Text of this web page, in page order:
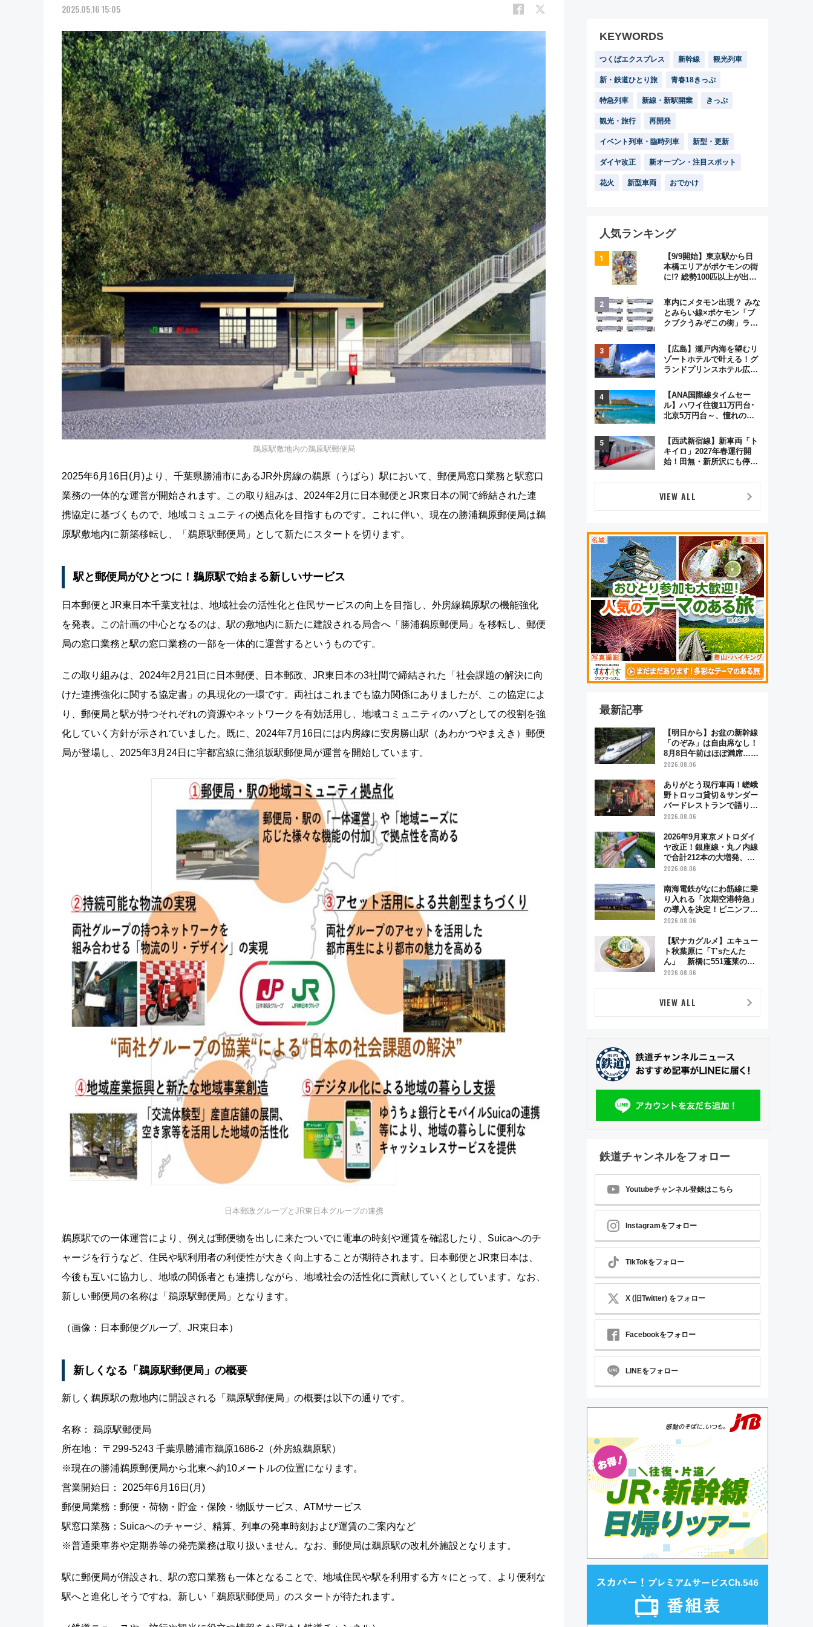
2025.05.16 15:05
鵜原駅敷地内の鵜原駅郵便局
2025年6月16日(月)より、千葉県勝浦市にあるJR外房線の鵜原（うばら）駅において、郵便局窓口業務と駅窓口
業務の一体的な運営が開始されます。この取り組みは、2024年2月に日本郵便とJR東日本の間で締結された連
携協定に基づくもので、地域コミュニティの拠点化を目指すものです。これに伴い、現在の勝浦鵜原郵便局は鵜
原駅敷地内に新築移転し、「鵜原駅郵便局」として新たにスタートを切ります。
駅と郵便局がひとつに！鵜原駅で始まる新しいサービス
日本郵便とJR東日本千葉支社は、地域社会の活性化と住民サービスの向上を目指し、外房線鵜原駅の機能強化
を発表。この計画の中心となるのは、駅の敷地内に新たに建設される局舎へ「勝浦鵜原郵便局」を移転し、郵便
局の窓口業務と駅の窓口業務の一部を一体的に運営するというものです。
この取り組みは、2024年2月21日に日本郵便、日本郵政、JR東日本の3社間で締結された「社会課題の解決に向
けた連携強化に関する協定書」の具現化の一環です。両社はこれまでも協力関係にありましたが、この協定によ
り、郵便局と駅が持つそれぞれの資源やネットワークを有効活用し、地域コミュニティのハブとしての役割を強
化していく方針が示されていました。既に、2024年7月16日には内房線に安房勝山駅（あわかつやまえき）郵便
局が登場し、2025年3月24日に宇都宮線に蒲須坂駅郵便局が運営を開始しています。
日本郵政グループとJR東日本グループの連携
鵜原駅での一体運営により、例えば郵便物を出しに来たついでに電車の時刻や運賃を確認したり、Suicaへのチ
ャージを行うなど、住民や駅利用者の利便性が大きく向上することが期待されます。日本郵便とJR東日本は、
今後も互いに協力し、地域の関係者とも連携しながら、地域社会の活性化に貢献していくとしています。なお、
新しい郵便局の名称は「鵜原駅郵便局」となります。
（画像：日本郵便グループ、JR東日本）
新しくなる「鵜原駅郵便局」の概要
新しく鵜原駅の敷地内に開設される「鵜原駅郵便局」の概要は以下の通りです。
名称： 鵜原駅郵便局
所在地： 〒299-5243 千葉県勝浦市鵜原1686-2（外房線鵜原駅）
※現在の勝浦鵜原郵便局から北東へ約10メートルの位置になります。
営業開始日： 2025年6月16日(月)
郵便局業務：郵便・荷物・貯金・保険・物販サービス、ATMサービス
駅窓口業務：Suicaへのチャージ、精算、列車の発車時刻および運賃のご案内など
※普通乗車券や定期券等の発売業務は取り扱いません。なお、郵便局は鵜原駅の改札外施設となります。
駅に郵便局が併設され、駅の窓口業務も一体となることで、地域住民や駅を利用する方々にとって、より便利な
駅へと進化しそうですね。新しい「鵜原駅郵便局」のスタートが待たれます。
KEYWORDS
つくばエクスプレス 新幹線 観光列車
新・鉄道ひとり旅 青春18きっぷ
特急列車 新線・新駅開業 きっぷ
観光・旅行 再開発
イベント列車・臨時列車 新型・更新
ダイヤ改正 新オープン・注目スポット
花火 新型車両 おでかけ
人気ランキング
【9/9開始】東京駅から日
本橋エリアがポケモンの街
に!? 総勢100匹以上が出現
格謎解き・グッズ情報まと
め
車内にメタモン出現？ みな
とみらい線×ポケモン「ブ
クブクうみぞこの街」ラッ
この夏は直通列車で横浜
へ！
【広島】瀬戸内海を望むリ
ゾートホテルで叶える！グ
ランドプリンスホテル広島
ジュアルパーティープラン
【ANA国際線タイムセー
ル】ハワイ往復11万円台･
北京5万円台～、憧れのビ
GW旅行まで狙える激アツ
路線まとめ（8/10まで）
【西武新宿線】新車両「ト
キイロ」2027年春運行開
始！田無・新所沢にも停
VIEW ALL
最新記事
【明日から】お盆の新幹線
「のぞみ」は自由席なし！
8月8日午前はほぼ満席…で
も数時間ズラせば空きが見
「空席」探しのコツ
2026.08.06
ありがとう現行車両！嵯峨
野トロッコ貸切＆サンダー
バードレストランで語り合
う秋の京都 斉藤雪乃＆福
日「京都の鉄道満喫ツア
ー」開催
2026.08.06
2026年9月東京メトロダイ
ヤ改正！銀座線・丸ノ内線
で合計212本の大増発、混
雑緩和に期待
2026.08.06
南海電鉄がなにわ筋線に乗
り入れる「次期空港特急」
の導入を決定！ピニンファ
リーナによる日本初の鉄道
2026.08.06
【駅ナカグルメ】エキュー
ト秋葉原に「T’sたんた
ん」 新橋に551蓬莱の
DNAを継ぐ「東京豚饅」、
【2026年8月】
2026.08.06
VIEW ALL
鉄道チャンネルをフォロー
Youtubeチャンネル登録はこちら
Instagramをフォロー
TikTokをフォロー
X (旧Twitter) をフォロー
Facebookをフォロー
LINEをフォロー